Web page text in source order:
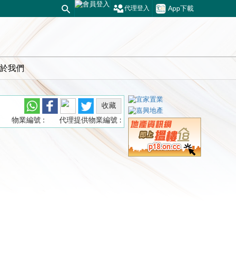
App下載
代理登入
我們
收藏
代理提供物業編號 :
物業編號 :